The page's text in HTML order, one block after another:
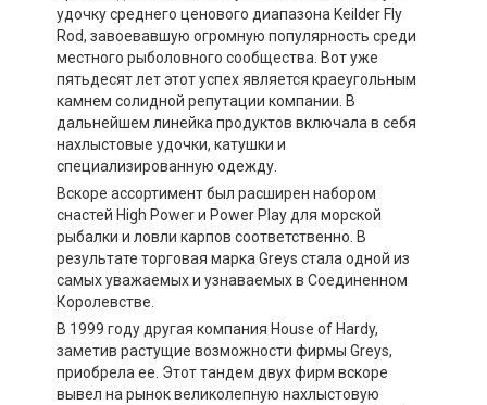
удочку среднего ценового диапазона Keilder Fly
Rod, завоевавшую огромную популярность среди
местного рыболовного сообщества. Вот уже
пятьдесят лет этот успех является краеугольным
камнем солидной репутации компании. В
дальнейшем линейка продуктов включала в себя
нахлыстовые удочки, катушки и
специализированную одежду.
Вскоре ассортимент был расширен набором
снастей High Power и Power Play для морской
рыбалки и ловли карпов соответственно. В
результате торговая марка Greys стала одной из
самых уважаемых и узнаваемых в Соединенном
Королевстве.
В 1999 году другая компания House of Hardy,
заметив растущие возможности фирмы Greys,
приобрела ее. Этот тандем двух фирм вскоре
вывел на рынок великолепную нахлыстовую